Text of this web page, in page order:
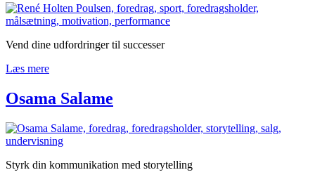
Vend dine udfordringer til successer
Læs mere
Osama Salame
Styrk din kommunikation med storytelling